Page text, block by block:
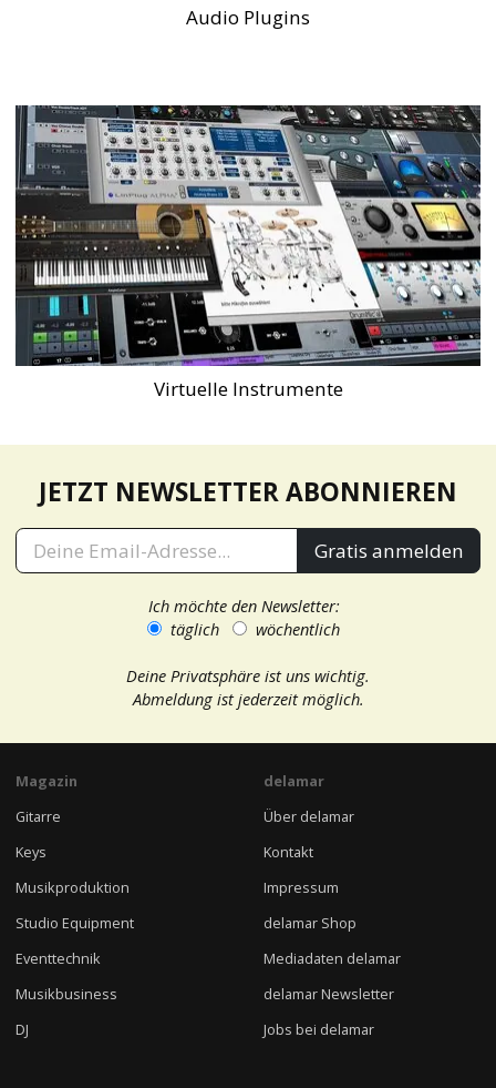
Audio Plugins
Virtuelle Instrumente
JETZT NEWSLETTER ABONNIEREN
Gratis anmelden
Ich möchte den Newsletter:
täglich
wöchentlich
Deine Privatsphäre ist uns wichtig.
Abmeldung ist jederzeit möglich.
Magazin
Gitarre
Keys
Musikproduktion
Studio Equipment
Eventtechnik
Musikbusiness
DJ
delamar
Über delamar
Kontakt
Impressum
delamar Shop
Mediadaten delamar
delamar Newsletter
Jobs bei delamar